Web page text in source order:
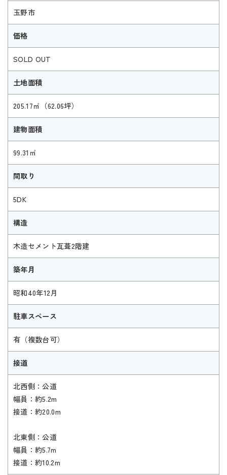
玉野市
価格
SOLD OUT
土地面積
205.17㎡（62.06坪）
建物面積
99.31㎡
間取り
5DK
構造
木造セメント瓦葺2階建
築年月
昭和40年12月
駐車スペース
有（複数台可）
接道
北西側：公道
幅員：約5.2m
接道：約20.0m
北東側：公道
幅員：約5.7m
接道：約10.2m